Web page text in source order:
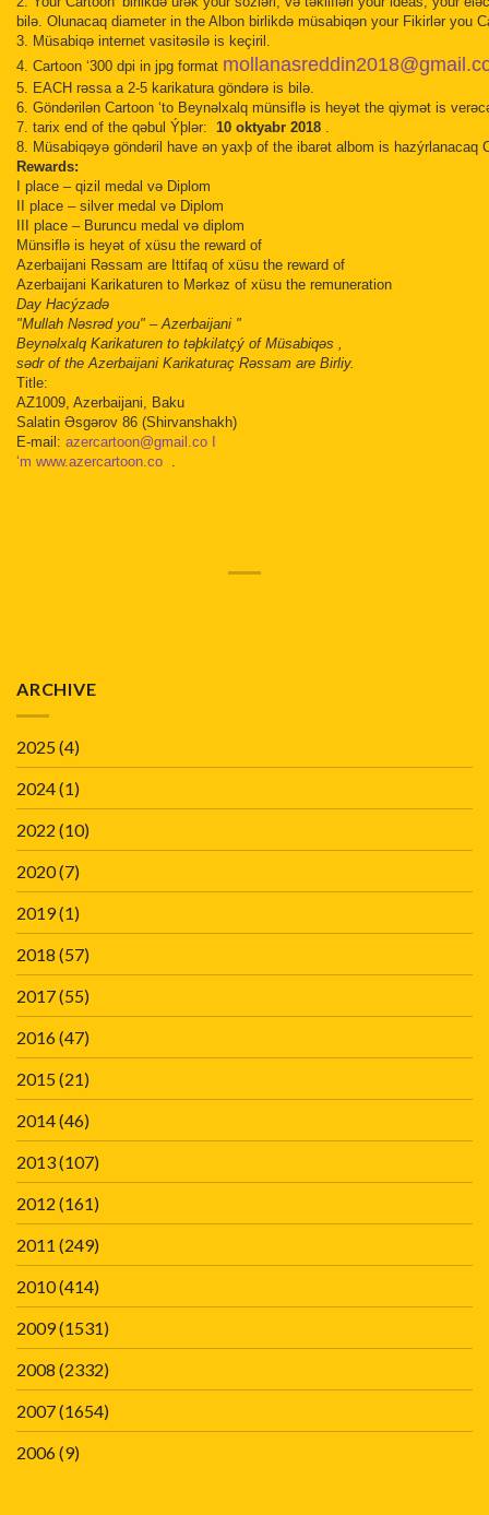
bilə. Olunacaq diameter in the Albon birlikdə müsabiqən your Fikirlər you
3. Müsabiqə internet vasitəsilə is keçiril.
4. Cartoon ‘300 dpi in jpg format
5. EACH rəssa a 2-5 karikatura göndərə is bilə.
6. Göndərilən Cartoon ‘to Beynəlxalq münsiflə is heyət the qiymət is
7. tarix end of the qəbul Ýþlər: 10 oktyabr 2018
8. Müsabiqəyə göndəril have ən yaxþ of the ibarət albom is hazýrlanacaq
Rewards:
I place – qizil medal və Diplom
II place – silver medal və Diplom
III place – Buruncu medal və diplom
Münsiflə is heyət of xüsu the reward of
Azerbaijani Rəssam are Ittifaq of xüsu the reward of
Azerbaijani Karikaturen to Mərkəz of xüsu the remuneration
Day Hacýzadə
"Mullah Nəsrəd you" – Azerbaijani "
Beynəlxalq Karikaturen to təþkilatçý of Müsabiqəs ,
sədr of the Azerbaijani Karikaturaç Rəssam are Birliy.
Title:
AZ1009, Azerbaijani, Baku
Salatin Əsgərov 86 (Shirvanshakh)
E-mail: azercartoon@gmail.co I
‘m www.azercartoon.co
ARCHIVE
2025(4)
2024(1)
2022 (10)
2020(7)
2019(1)
2018 (57)
2017(55)
2016(47)
2015(21)
2014(46)
2013(107)
2012 (161)
2011 (249)
2010(414)
2009(1531)
2008 (2332)
2007(1654)
2006(9)